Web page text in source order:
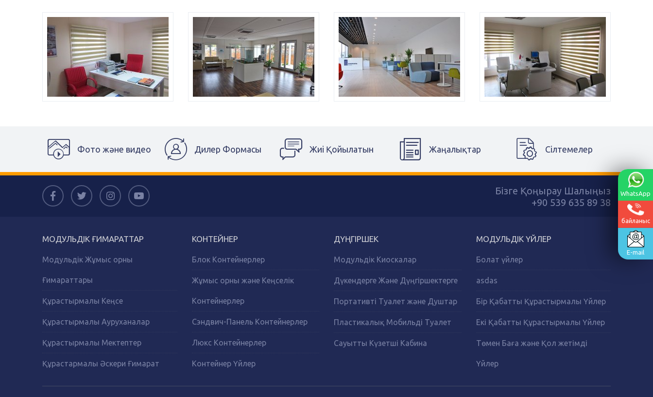
Фото және видео Дилер Формасы Жиі Қойылатын Жаңалықтар Сілтемелер
Бізге Қоңырау Шалыңыз
+90 539 635 89 38
МОДУЛЬДІК ҒИМАРАТТАР
Модульдік Жұмыс орны
Ғимараттары
Құрастырмалы Кеңсе
Құрастырмалы Ауруханалар
Құрастырмалы Мектептер
Құрастармалы Әскери Ғимарат
КОНТЕЙНЕР
Блок Контейнерлер
Жұмыс орны және Кеңселік
Контейнерлер
Сэндвич-Панель Контейнерлер
Люкс Контейнерлер
Контейнер Үйлер
ДҮҢГІРШЕК
Модульдік Киоскалар
Дүкендерге Және Дүңгіршектерге
Портативті Туалет және Душтар
Пластикалық Мобильді Туалет
Сауытты Күзетші Кабина
МОДУЛЬДІК ҮЙЛЕР
Болат үйлер
asdas
Бір Қабатты Құрастырмалы Үйлер
Екі Қабатты Құрастырмалы Үйлер
Төмен Баға және Қол жетімді
Үйлер
WhatsApp
байланыс
E-mail